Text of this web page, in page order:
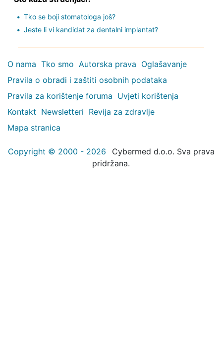
Tko se boji stomatologa još?
Jeste li vi kandidat za dentalni implantat?
O nama Tko smo Autorska prava Oglašavanje
Pravila o obradi i zaštiti osobnih podataka
Pravila za korištenje foruma Uvjeti korištenja
Kontakt Newsletteri Revija za zdravlje
Mapa stranica
Copyright © 2000 - 2026
Cybermed d.o.o. Sva prava
pridržana.